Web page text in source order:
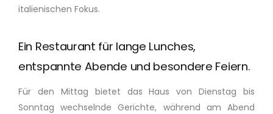
italienischen Fokus.
Ein Restaurant für lange Lunches,
entspannte Abende und besondere Feiern.
Für den Mittag bietet das Haus von Dienstag bis
Sonntag wechselnde Gerichte, während am Abend